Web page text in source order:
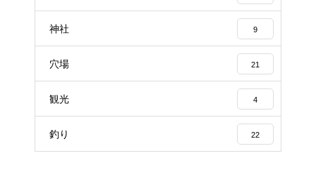
神社 9
穴場 21
観光 4
釣り 22